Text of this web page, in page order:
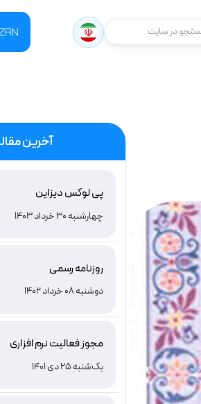
در سایت
آخرین
پی لوکس دیزاین
چهارشنبه 30 خرداد 1403
روزنامه رسمی
دوشنبه 08 خرداد 1402
مجوز فعالیت نرم افزاری
یک‌شنبه 25 دی 1401